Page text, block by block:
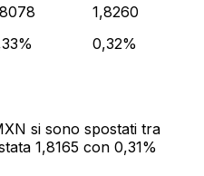
1,8260
0,32%
si sono spostati tra
1,8165 con 0,31%